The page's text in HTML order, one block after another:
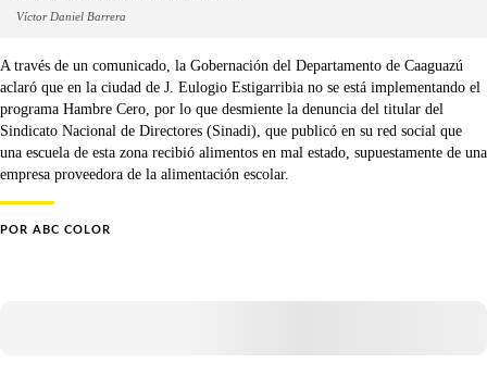
Víctor Daniel Barrera
A través de un comunicado, la Gobernación del Departamento de Caaguazú
aclaró que en la ciudad de J. Eulogio Estigarribia no se está implementando el
programa Hambre Cero, por lo que desmiente la denuncia del titular del
Sindicato Nacional de Directores (Sinadi), que publicó en su red social que
una escuela de esta zona recibió alimentos en mal estado, supuestamente de una
empresa proveedora de la alimentación escolar.
POR ABC COLOR